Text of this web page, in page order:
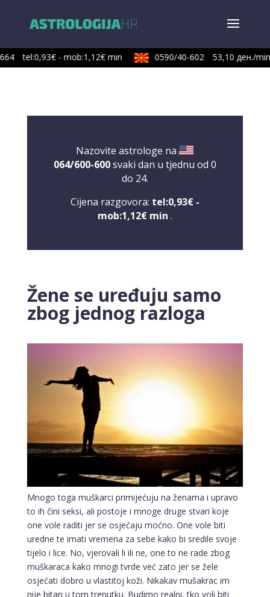
tel:0,93€ - mob:1,12€ min 0590/40-602 53,10 ден./min
Nazovite astrologe na
064/600-600svaki dan u tjednu od 0
do 24.
Cijena razgovora: tel:0,93€ -
mob:1,12€ min .
Žene se uređuju samo
zbog jednog razloga
Mnogo toga muškarci primijećuju na ženama i upravo
to ih čini seksi, ali postoje i mnoge druge stvari koje
one vole raditi jer se osjećaju moćno. One vole biti
uredne te imati vremena za sebe kako bi sredile svoje
tijelo i lice. No, vjerovali li ili ne, one to ne rade zbog
muškaraca kako mnogi tvrde već zato jer se žele
osjećati dobro u vlastitoj koži. Nikakav mušakrac im
nije bitan u tom trenutku. Budimo realni, tko voli biti